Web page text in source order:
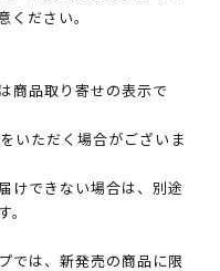
ださい。
商品取り寄せの表示で
いただく場合がございま
けできない場合は、別途
では、新発売の商品に限